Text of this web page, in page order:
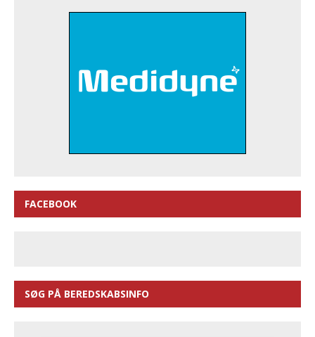
FACEBOOK
SØG PÅ BEREDSKABSINFO